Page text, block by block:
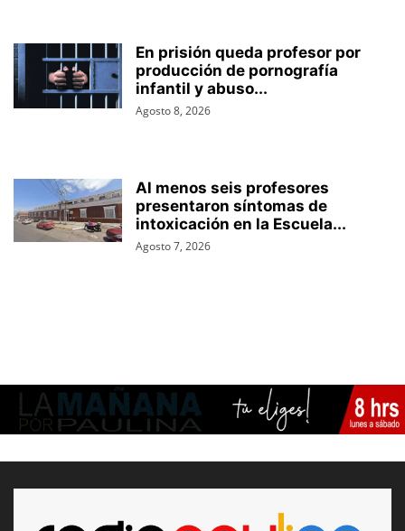
En prisión queda profesor por
producción de pornografía
infantil y abuso...
Agosto 8, 2026
Al menos seis profesores
presentaron síntomas de
intoxicación en la Escuela...
Agosto 7, 2026